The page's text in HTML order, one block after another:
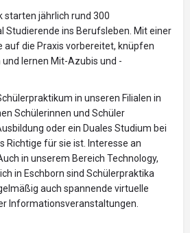
starten jährlich rund 300
Studierende ins Berufsleben. Mit einer
auf die Praxis vorbereitet, knüpfen
lernen Mit-Azubis und -
in unseren Filialen in
Schülerinnen und Schüler
oder ein Duales Studium bei
Richtige für sie ist. Interesse an
in unserem Bereich Technology,
in Eschborn sind Schülerpraktika
auch spannende virtuelle
Informationsveranstaltungen.